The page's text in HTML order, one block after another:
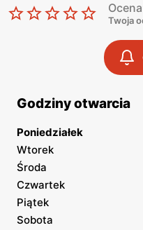
Twoja
Godziny otwarcia
Poniedziałek
Wtorek
Środa
Czwartek
Piątek
Sobota